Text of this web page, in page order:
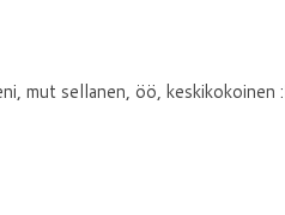
mut sellanen, öö, keskikokoinen